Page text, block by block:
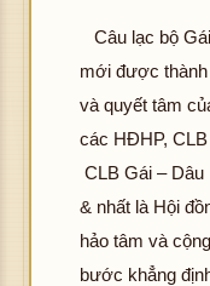
Câu lạc bộ
mới được
và quyết tâm
các HĐHP,
CLB Gái – Dâu
& nhất là Hội
hảo tâm và
bước khẳng